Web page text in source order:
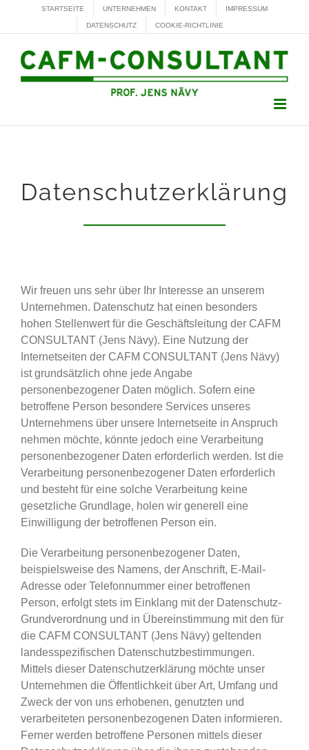
STARTSEITE UNTERNEHMEN KONTAKT IMPRESSUM
DATENSCHUTZ COOKIE-RICHTLINIE
Datenschutzerklärung
Wir freuen uns sehr über Ihr Interesse an unserem
Unternehmen. Datenschutz hat einen besonders
hohen Stellenwert für die Geschäftsleitung der CAFM
CONSULTANT (Jens Nävy). Eine Nutzung der
Internetseiten der CAFM CONSULTANT (Jens Nävy)
ist grundsätzlich ohne jede Angabe
personenbezogener Daten möglich. Sofern eine
betroffene Person besondere Services unseres
Unternehmens über unsere Internetseite in Anspruch
nehmen möchte, könnte jedoch eine Verarbeitung
personenbezogener Daten erforderlich werden. Ist die
Verarbeitung personenbezogener Daten erforderlich
und besteht für eine solche Verarbeitung keine
gesetzliche Grundlage, holen wir generell eine
Einwilligung der betroffenen Person ein.
Die Verarbeitung personenbezogener Daten,
beispielsweise des Namens, der Anschrift, E-Mail-
Adresse oder Telefonnummer einer betroffenen
Person, erfolgt stets im Einklang mit der Datenschutz-
Grundverordnung und in Übereinstimmung mit den für
die CAFM CONSULTANT (Jens Nävy) geltenden
landesspezifischen Datenschutzbestimmungen.
Mittels dieser Datenschutzerklärung möchte unser
Unternehmen die Öffentlichkeit über Art, Umfang und
Zweck der von uns erhobenen, genutzten und
verarbeiteten personenbezogenen Daten informieren.
Ferner werden betroffene Personen mittels dieser